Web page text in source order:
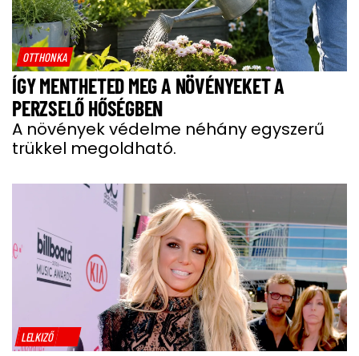
OTTHONKA
ÍGY MENTHETED MEG A NÖVÉNYEKET A
PERZSELŐ HŐSÉGBEN
A növények védelme néhány egyszerű
trükkel megoldható.
LELKIZŐ